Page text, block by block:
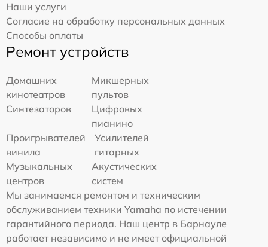
Наши услуги
Согласие на обработку персональных данных
Способы оплаты
Ремонт устройств
Домашних
кинотеатров
Микшерных
пультов
Синтезаторов
Цифровых
пианино
Проигрывателей
винила
Усилителей
гитарных
Музыкальных
центров
Акустических
систем
Мы занимаемся ремонтом и техническим
обслуживанием техники Yamaha по истечении
гарантийного периода. Наш центр в Барнауле
работает независимо и не имеет официальной